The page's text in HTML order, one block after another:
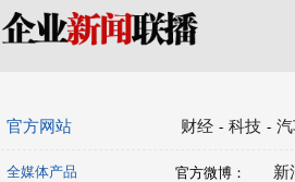
官方网站 财经 - 科技 -
全媒体产品 官方微博： 新